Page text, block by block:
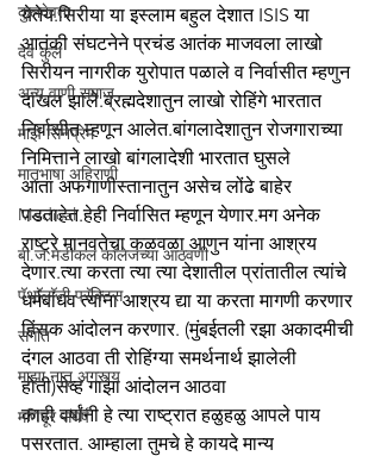
कुलदेवता
देव कुल
अन्य वाणी समाज
माझे सिनेप्रेम
मातृभाषा अहिराणी
Medical
बी.जे.मेडीकल काॅलेजच्या आठवणी
पॅथाॅलाॅजी प्रॅक्टिस
संगीत
माझा नातू अगस्त्य
मणिपूर संघर्ष
येतेय.सिरीया या इस्लाम बहुल देशात ISIS या
आतंकी संघटनेने प्रचंड आतंक माजवला लाखो
सिरीयन नागरीक युरोपात पळाले व निर्वासीत म्हणुन
दाखल झाले.ब्रह्मदेशातुन लाखो रोहिंगे भारतात
निर्वासीत म्हणून आलेत.बांगलादेशातुन रोजगाराच्या
निमित्ताने लाखो बांगलादेशी भारतात घुसले
आता अफगाणीस्तानातुन असेच लोंढे बाहेर
पडताहेत.हेही निर्वासित म्हणून येणार.मग अनेक
राष्ट्रे मानवतेचा कळवळा आणुन यांना आश्रय
देणार.त्या करता त्या त्या देशातील प्रांतातील त्यांचे
धर्मबांधव त्यांना आश्रय द्या या करता मागणी करणार
हिंसक आंदोलन करणार. (मुंबईतली रझा अकादमीची
दंगल आठवा ती रोहिंग्या समर्थनार्थ झालेली
होती)सेव्ह गाझा आंदोलन आठवा
काही वर्षांनी हे त्या राष्ट्रात हळुहळु आपले पाय
पसरतात. आम्हाला तुमचे हे कायदे मान्य